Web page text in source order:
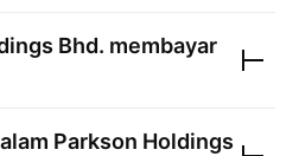
Bhd. membayar
Parkson Holdings